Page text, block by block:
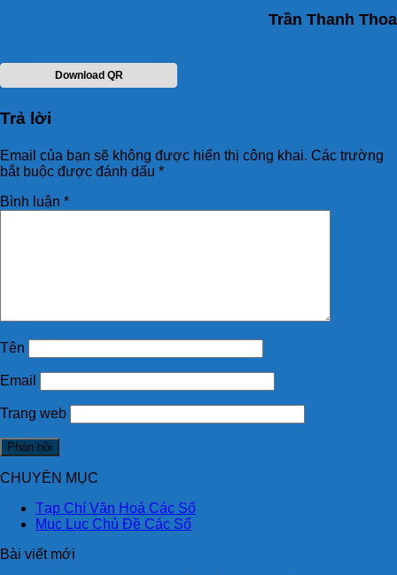
Trần Thanh Thoa
Download QR
Trả lời
Email của bạn sẽ không được hiển thị công khai. Các trường
bắt buộc được đánh dấu *
Bình luận *
Tên
Email
Trang web
CHUYÊN MỤC
Tạp Chí Văn Hoá Các Số
Mục Lục Chủ Đề Các Số
Bài viết mới